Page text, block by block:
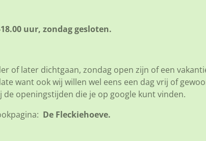
uur, zondag gesloten.
of later dichtgaan, zondag open zijn of een
want ook wij willen wel eens een dag vrij of
de openingstijden die je op google kunt vinden.
De Fleckiehoeve.